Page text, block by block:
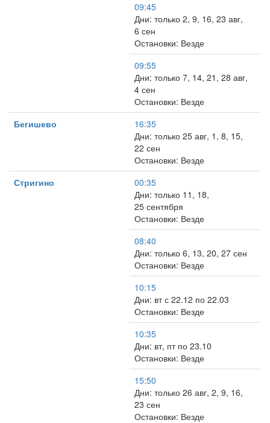
09:45
Дни: только 2, 9, 16, 23 авг,
6 сен
Остановки: Везде
09:55
Дни: только 7, 14, 21, 28 авг,
4 сен
Остановки: Везде
Бегишево
16:35
Дни: только 25 авг, 1, 8, 15,
22 сен
Остановки: Везде
Стригино
00:35
Дни: только 11, 18,
25 сентября
Остановки: Везде
08:40
Дни: только 6, 13, 20, 27 сен
Остановки: Везде
10:15
Дни: вт с 22.12 по 22.03
Остановки: Везде
10:35
Дни: вт, пт по 23.10
Остановки: Везде
15:50
Дни: только 26 авг, 2, 9, 16,
23 сен
Остановки: Везде